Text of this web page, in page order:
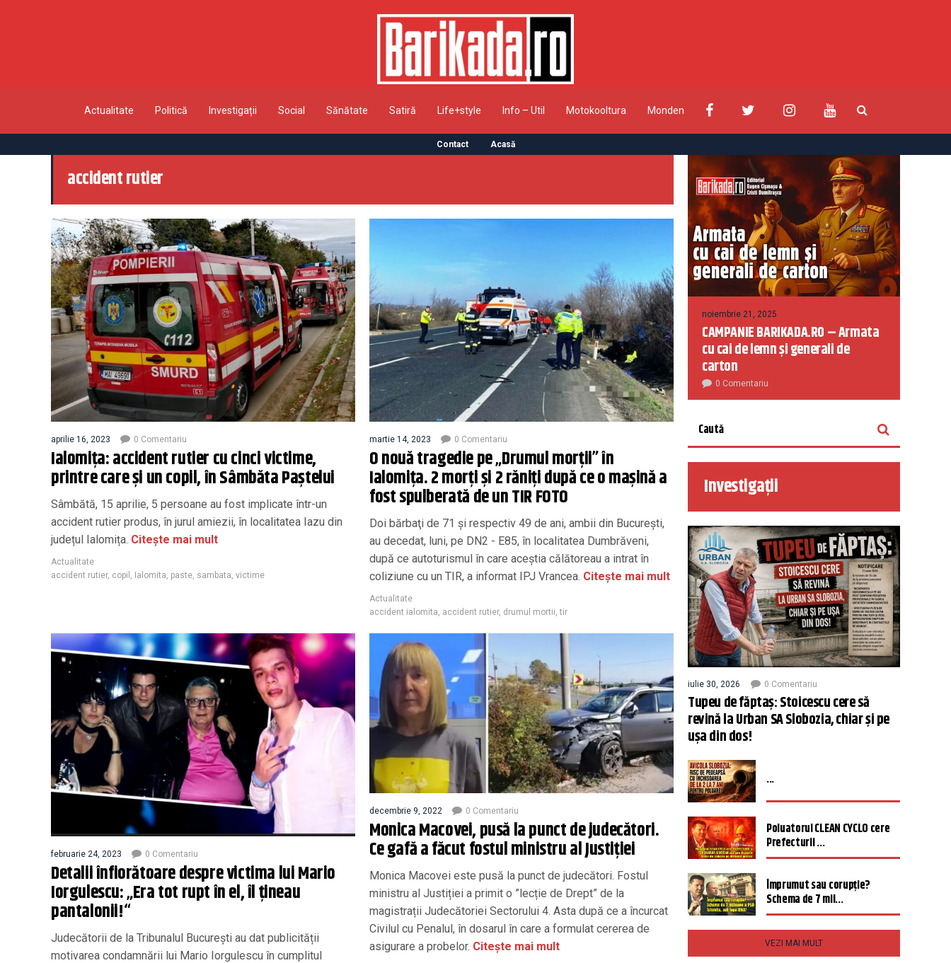
Actualitate Politică Investigații Social Sănătate Satiră Life+style Info – Util Motokooltura Monden
Contact Acasă
accident rutier
aprilie 16, 2023 0 Comentariu
Ialomița: accident rutier cu cinci victime,
printre care și un copil, în Sâmbăta Paștelui
Sâmbătă, 15 aprilie, 5 persoane au fost implicate într-un
accident rutier produs, în jurul amiezii, în localitatea Iazu din
județul Ialomița. Citește mai mult
Actualitate
accident rutier, copil Ialomita paste sambata victime
martie 14, 2023 0 Comentariu
O nouă tragedie pe „Drumul morții” în
Ialomița. 2 morți și 2 răniți după ce o mașină a
fost spulberată de un TIR FOTO
Doi bărbaţi de 71 şi respectiv 49 de ani, ambii din Bucureşti,
au decedat, luni, pe DN2 - E85, în localitatea Dumbrăveni,
după ce autoturismul în care aceştia călătoreau a intrat în
coliziune cu un TIR, a informat IPJ Vrancea. Citește mai mult
Actualitate
accident ialomita accident rutier, drumul mortii ,tir
februarie 24, 2023 0 Comentariu
Detalii înfiorătoare despre victima lui Mario
Iorgulescu: „Era tot rupt în el, îl țineau
pantalonii!“
Judecătorii de la Tribunalul București au dat publicității
motivarea condamnării lui Mario Iorgulescu în cumplitul
decembrie 9, 2022 0 Comentariu
Monica Macovei, pusă la punct de judecători.
Ce gafă a făcut fostul ministru al Justiției
Monica Macovei este pusă la punct de judecători. Fostul
ministru al Justiției a primit o ”lecție de Drept” de la
magistrații Judecătoriei Sectorului 4. Asta după ce a încurcat
Civilul cu Penalul, în dosarul în care a formulat cererea de
asigurare a probelor. Citește mai mult
noiembrie 21, 2025
CAMPANIE BARIKADA.RO – Armata
cu cai de lemn și generali de
carton
0 Comentariu
Investigații
iulie 30, 2026 0 Comentariu
Tupeu de făptaș: Stoicescu cere să
revină la Urban SA Slobozia, chiar și pe
ușa din dos!
...
Poluatorul CLEAN CYCLO cere
Prefecturii ...
Împrumut sau corupție?
Schema de 7 mil...
VEZI MAI MULT